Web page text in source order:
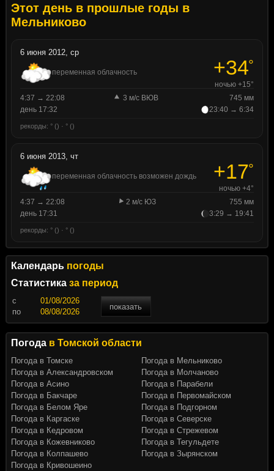
Этот день в прошлые годы в
Мельниково
6 июня 2012, ср
переменная облачность +34°
ночью +15°
4:37 → 22:08
3 м/с ВЮВ
745 мм
день 17:32
23:40 → 6:34
рекорды: ° () · ° ()
6 июня 2013, чт
переменная облачность возможен дождь +17°
ночью +4°
4:37 → 22:08
2 м/с ЮЗ
755 мм
день 17:31
3:29 → 19:41
рекорды: ° () · ° ()
Календарь погоды
Статистика за период
c
показать
по
Погода в Томской области
Погода в Томске
Погода в Александровском
Погода в Асино
Погода в Бакчаре
Погода в Белом Яре
Погода в Каргаске
Погода в Кедровом
Погода в Кожевниково
Погода в Колпашево
Погода в Кривошеино
Погода в Мельниково
Погода в Молчаново
Погода в Парабели
Погода в Первомайском
Погода в Подгорном
Погода в Северске
Погода в Стрежевом
Погода в Тегульдете
Погода в Зырянском